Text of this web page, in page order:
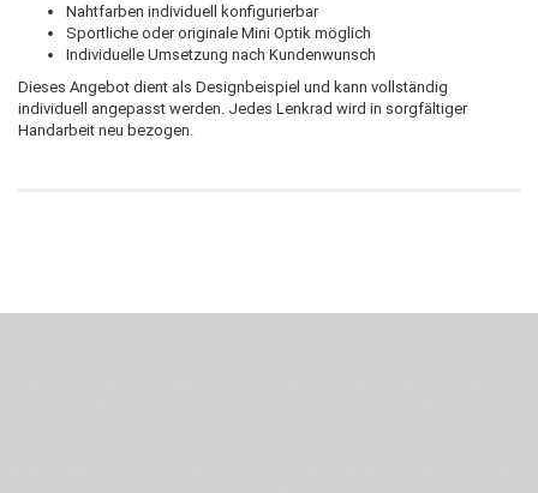
Nahtfarben individuell konfigurierbar
Sportliche oder originale Mini Optik möglich
Individuelle Umsetzung nach Kundenwunsch
Dieses Angebot dient als Designbeispiel und kann vollständig
individuell angepasst werden. Jedes Lenkrad wird in sorgfältiger
Handarbeit neu bezogen.